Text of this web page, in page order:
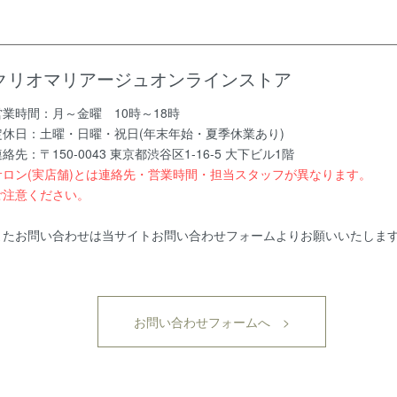
リオマリアージュオンラインストア
業時間：月～金曜 10時～18時
休日：土曜・日曜・祝日(年末年始・夏季休業あり)
先：〒150-0043 東京都渋谷区1-16-5 大下ビル1階
ン(実店舗)とは連絡先・営業時間・担当スタッフが異なります。
意ください。
たお問い合わせは当サイトお問い合わせフォームよりお願いいたしま
お問い合わせフォームへ >